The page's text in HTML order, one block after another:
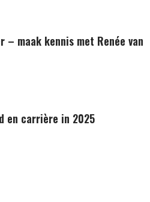
– maak kennis met Renée van
en carrière in 2025